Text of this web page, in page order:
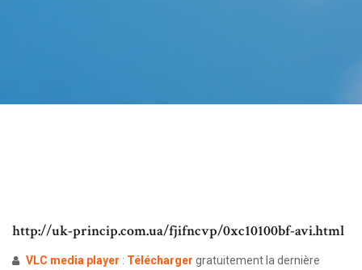
http://uk-princip.com.ua/fjifncvp/0xc10100bf-avi.html
VLC media player : Télécharger gratuitement la dernière